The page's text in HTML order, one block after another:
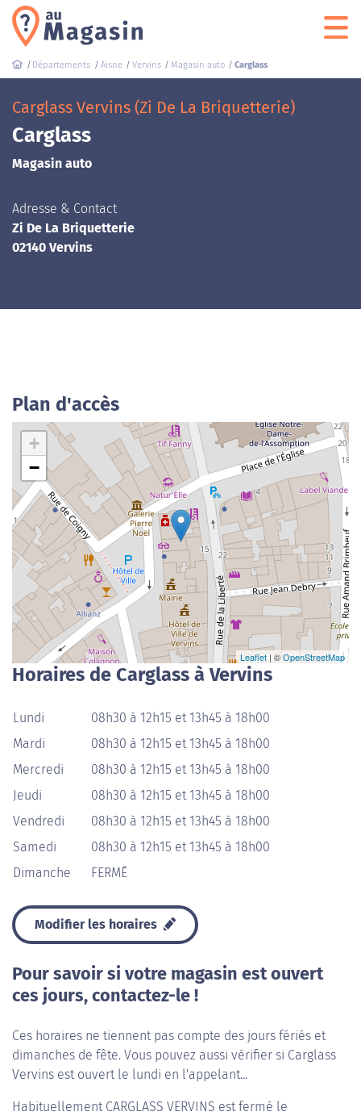
Départements Aisne Vervins Magasin auto Carglass
Carglass Vervins (Zi De La Briquetterie)
Carglass
Magasin auto
Adresse & Contact
Zi De La Briquetterie
02140 Vervins
Plan d'accès
+
−
Leaflet | ©OpenStreetMap
Horaires de Carglass à Vervins
Lundi
08h30 à 12h15 et 13h45 à 18h00
Mardi
08h30 à 12h15 et 13h45 à 18h00
Mercredi
08h30 à 12h15 et 13h45 à 18h00
Jeudi
08h30 à 12h15 et 13h45 à 18h00
Vendredi
08h30 à 12h15 et 13h45 à 18h00
Samedi
08h30 à 12h15 et 13h45 à 18h00
Dimanche
FERMÉ
Modifier les horaires
Pour savoir si votre magasin est ouvert
ces jours, contactez-le !
Ces horaires ne tiennent pas compte des jours fériés et
dimanches de fête. Vous pouvez aussi vérifier si Carglass
Vervins est ouvert le lundi en l'appelant...
Habituellement CARGLASS VERVINS est fermé le